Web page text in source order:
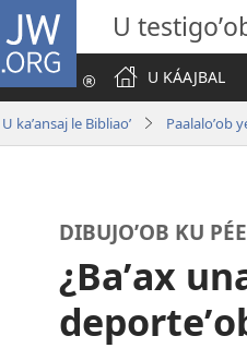
JW.ORG U
U KÁAJBAL
U kaʼansaj le Bibliaoʼ Paalaloʼob
DIBUJOʼOB KU
¿Baʼax